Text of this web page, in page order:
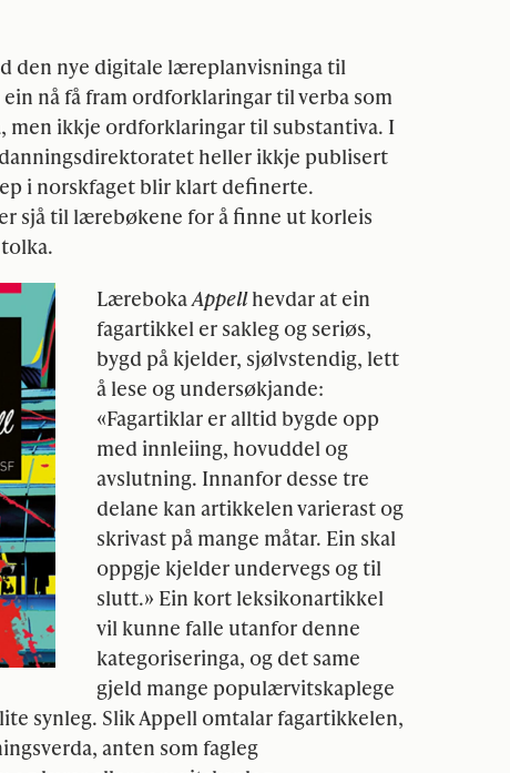
den nye digitale læreplanvisninga til
nå få fram ordforklaringar til verba som
men ikkje ordforklaringar til substantiva. I
heller ikkje publisert
i norskfaget blir klart definerte.
sjå til lærebøkene for å finne ut korleis
LærebokaAppellhevdar at ein
fagartikkel er sakleg og seriøs,
bygd på kjelder, sjølvstendig, lett
å lese og undersøkjande:
«Fagartiklar er alltid bygde opp
med innleiing, hovuddel og
avslutning. Innanfor desse tre
delane kan artikkelen varierast og
skrivast på mange måtar. Ein skal
oppgje kjelder undervegs og til
slutt.» Ein kort leksikonartikkel
vil kunne falle utanfor denne
kategoriseringa, og det same
gjeld mange populærvitskaplege
synleg. Slik Appell omtalar fagartikkelen,
anten som fagleg